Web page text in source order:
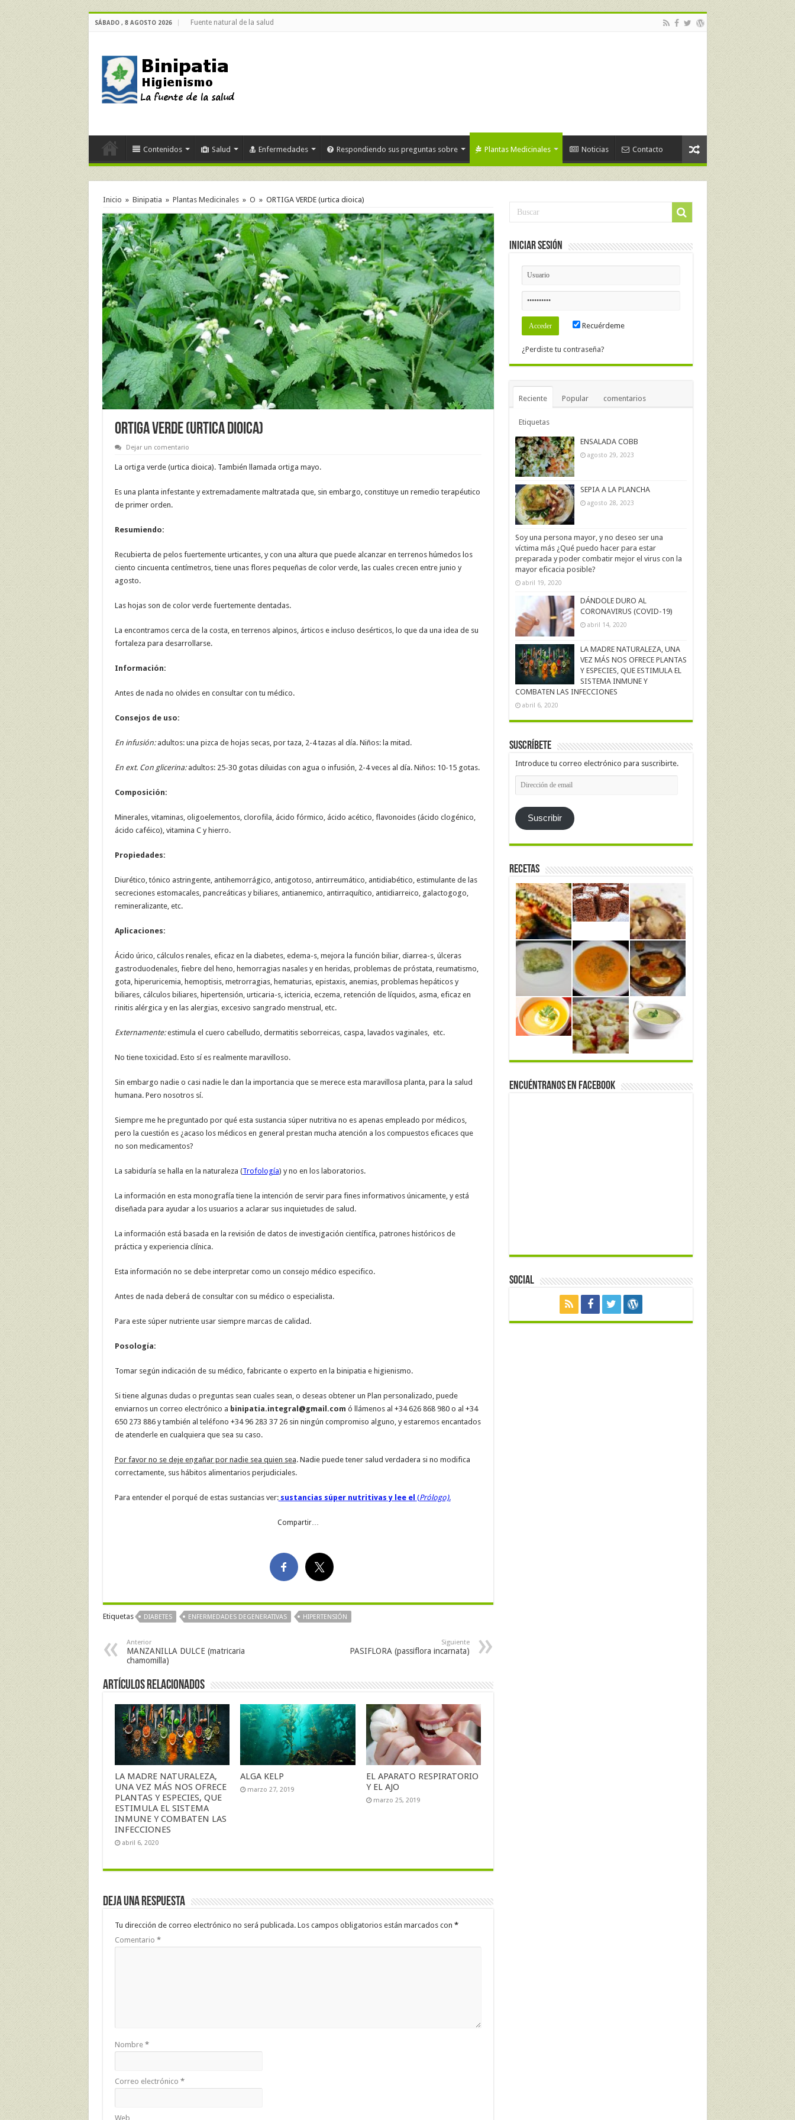
SÁBADO , 8 AGOSTO 2026 Fuente natural de la salud
Contenidos Salud Enfermedades Respondiendo sus preguntas sobre Plantas Medicinales Noticias Contacto
Inicio » Binipatia » Plantas Medicinales » O » ORTIGA VERDE (urtica dioica)
ORTIGA VERDE (urtica dioica)
Dejar un comentario
La ortiga verde (urtica dioica). También llamada ortiga mayo.
Es una planta infestante y extremadamente maltratada que, sin embargo, constituye un remedio terapéutico
de primer orden.
Resumiendo:
Recubierta de pelos fuertemente urticantes, y con una altura que puede alcanzar en terrenos húmedos los
ciento cincuenta centímetros, tiene unas flores pequeñas de color verde, las cuales crecen entre junio y
agosto.
Las hojas son de color verde fuertemente dentadas.
La encontramos cerca de la costa, en terrenos alpinos, árticos e incluso desérticos, lo que da una idea de su
fortaleza para desarrollarse.
Información:
Antes de nada no olvides en consultar con tu médico.
Consejos de uso:
En infusión:adultos: una pizca de hojas secas, por taza, 2-4 tazas al día. Niños: la mitad.
En ext. Con glicerina:adultos: 25-30 gotas diluidas con agua o infusión, 2-4 veces al día. Niños: 10-15 gotas.
Composición:
Minerales, vitaminas, oligoelementos, clorofila, ácido fórmico, ácido acético, flavonoides (ácido clogénico,
ácido caféico), vitamina C y hierro.
Propiedades:
Diurético, tónico astringente, antihemorrágico, antigotoso, antirreumático, antidiabético, estimulante de las
secreciones estomacales, pancreáticas y biliares, antianemico, antirraquítico, antidiarreico, galactogogo,
remineralizante, etc.
Aplicaciones:
Ácido úrico, cálculos renales, eficaz en la diabetes, edema-s, mejora la función biliar, diarrea-s, úlceras
gastroduodenales, fiebre del heno, hemorragias nasales y en heridas, problemas de próstata, reumatismo,
gota, hiperuricemia, hemoptisis, metrorragias, hematurias, epistaxis, anemias, problemas hepáticos y
biliares, cálculos biliares, hipertensión, urticaria-s, ictericia, eczema, retención de líquidos, asma, eficaz en
rinitis alérgica y en las alergias, excesivo sangrado menstrual, etc.
Externamente:estimula el cuero cabelludo, dermatitis seborreicas, caspa, lavados vaginales, etc.
No tiene toxicidad. Esto sí es realmente maravilloso.
Sin embargo nadie o casi nadie le dan la importancia que se merece esta maravillosa planta, para la salud
humana. Pero nosotros sí.
Siempre me he preguntado por qué esta sustancia súper nutritiva no es apenas empleado por médicos,
pero la cuestión es ¿acaso los médicos en general prestan mucha atención a los compuestos eficaces que
no son medicamentos?
La sabiduría se halla en la naturaleza (Trofología) y no en los laboratorios.
La información en esta monografía tiene la intención de servir para fines informativos únicamente, y está
diseñada para ayudar a los usuarios a aclarar sus inquietudes de salud.
La información está basada en la revisión de datos de investigación científica, patrones históricos de
práctica y experiencia clínica.
Esta información no se debe interpretar como un consejo médico especifico.
Antes de nada deberá de consultar con su médico o especialista.
Para este súper nutriente usar siempre marcas de calidad.
Posología:
Tomar según indicación de su médico, fabricante o experto en la binipatia e higienismo.
Si tiene algunas dudas o preguntas sean cuales sean, o deseas obtener un Plan personalizado, puede
enviarnos un correo electrónico a binipatia.integral@gmail.com ó llámenos al +34 626 868 980 o al +34
650 273 886 y también al teléfono +34 96 283 37 26 sin ningún compromiso alguno, y estaremos encantados
de atenderle en cualquiera que sea su caso.
Por favor no se deje engañar por nadie sea quien sea. Nadie puede tener salud verdadera si no modifica
correctamente, sus hábitos alimentarios perjudiciales.
Para entender el porqué de estas sustancias ver:sustancias súper nutritivas y lee el (Prólogo).
Compartir…
Etiquetas DIABETES ENFERMEDADES DEGENERATIVAS HIPERTENSIÓN
Anterior
MANZANILLA DULCE (matricaria
chamomilla)
Siguiente
PASIFLORA (passiflora incarnata)
Artículos Relacionados
LA MADRE NATURALEZA,
UNA VEZ MÁS NOS OFRECE
PLANTAS Y ESPECIES, QUE
ESTIMULA EL SISTEMA
INMUNE Y COMBATEN LAS
INFECCIONES
abril 6, 2020
ALGA KELP
marzo 27, 2019
EL APARATO RESPIRATORIO
Y EL AJO
marzo 25, 2019
Deja una respuesta
Tu dirección de correo electrónico no será publicada. Los campos obligatorios están marcados con *
Comentario *
Nombre *
Correo electrónico *
Web
Iniciar Sesión
Recuérdeme
¿Perdiste tu contraseña?
Reciente Popular comentarios
Etiquetas
ENSALADA COBB
agosto 29, 2023
SEPIA A LA PLANCHA
agosto 28, 2023
Soy una persona mayor, y no deseo ser una
víctima más ¿Qué puedo hacer para estar
preparada y poder combatir mejor el virus con la
mayor eficacia posible?
abril 19, 2020
DÁNDOLE DURO AL
CORONAVIRUS (COVID-19)
abril 14, 2020
LA MADRE NATURALEZA, UNA
VEZ MÁS NOS OFRECE PLANTAS
Y ESPECIES, QUE ESTIMULA EL
SISTEMA INMUNE Y
COMBATEN LAS INFECCIONES
abril 6, 2020
Suscríbete
Introduce tu correo electrónico para suscribirte.
Dirección
de
email
Suscribir
Recetas
Encuéntranos en Facebook
Social